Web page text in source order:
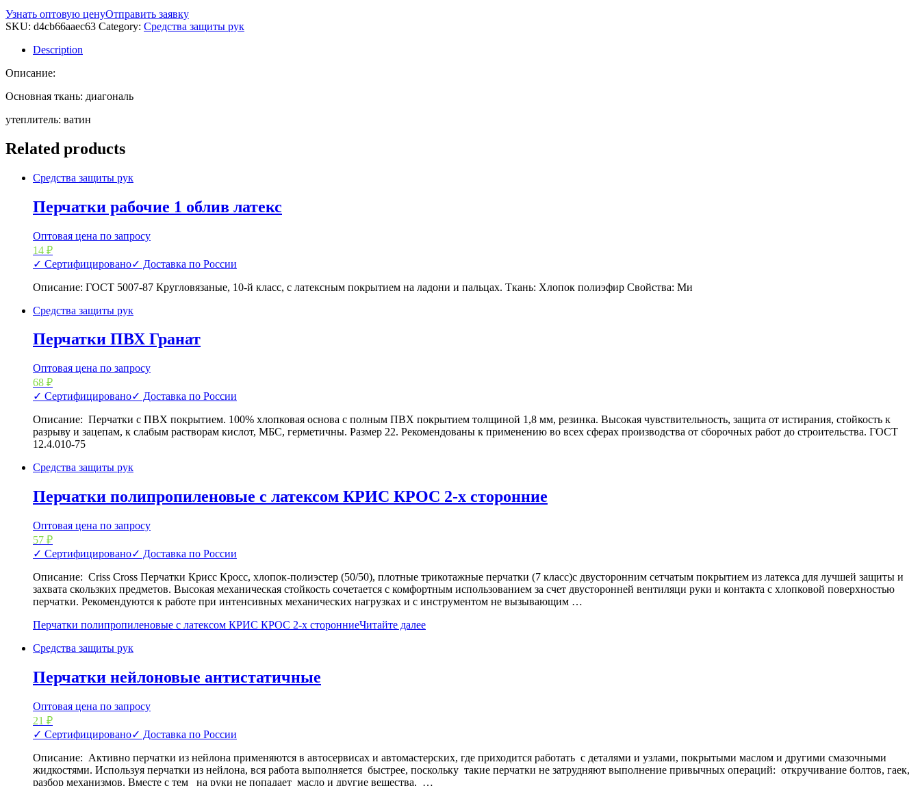
Узнать оптовую ценуОтправить заявку
SKU: d4cb66aaec63 Category: Средства защиты рук
Description
Описание:
Основная ткань: диагональ
утеплитель: ватин
Related products
Средства защиты рук
Перчатки рабочие 1 облив латекс
Оптовая цена по запросу
14 ₽
✓ Сертифицировано✓ Доставка по России
Описание: ГОСТ 5007-87 Кругловязаные, 10-й класс, с латексным покрытием на ладони и пальцах. Ткань: Хлопок полиэфир Свойства: Ми
Средства защиты рук
Перчатки ПВХ Гранат
Оптовая цена по запросу
68 ₽
✓ Сертифицировано✓ Доставка по России
Описание: Перчатки с ПВХ покрытием. 100% хлопковая основа с полным ПВХ покрытием толщиной 1,8 мм, резинка. Высокая чувствительность, защита от истирания, стойкость к
разрыву и зацепам, к слабым растворам кислот, МБС, герметичны. Размер 22. Рекомендованы к применению во всех сферах производства от сборочных работ до строительства. ГОСТ
12.4.010-75
Средства защиты рук
Перчатки полипропиленовые с латексом КРИС КРОС 2-х сторонние
Оптовая цена по запросу
57 ₽
✓ Сертифицировано✓ Доставка по России
Описание: Criss Cross Перчатки Крисс Кросс, хлопок-полиэстер (50/50), плотные трикотажные перчатки (7 класс)с двусторонним сетчатым покрытием из латекса для лучшей защиты и
захвата скользких предметов. Высокая механическая стойкость сочетается с комфортным использованием за счет двусторонней вентиляци руки и контакта с хлопковой поверхностью
перчатки. Рекомендуются к работе при интенсивных механических нагрузках и с инструментом не вызывающим …
Перчатки полипропиленовые с латексом КРИС КРОС 2-х сторонниеЧитайте далее
Средства защиты рук
Перчатки нейлоновые антистатичные
Оптовая цена по запросу
21 ₽
✓ Сертифицировано✓ Доставка по России
Описание: Активно перчатки из нейлона применяются в автосервисах и автомастерских, где приходится работать с деталями и узлами, покрытыми маслом и другими смазочными
жидкостями. Используя перчатки из нейлона, вся работа выполняется быстрее, поскольку такие перчатки не затрудняют выполнение привычных операций: откручивание болтов, гаек,
разбор механизмов. Вместе с тем на руки не попадает масло и другие вещества, …